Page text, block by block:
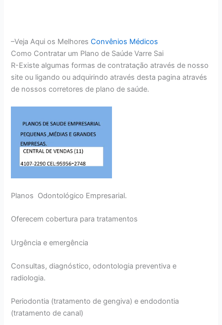
–Veja Aqui os MelhoresConvênios Médicos
Como Contratar um Plano de Saúde Varre Sai
R-Existe algumas formas de contratação através de nosso
site ou ligando ou adquirindo através desta pagina através
de nossos corretores de plano de saúde.
Planos Odontológico Empresarial.
Oferecem cobertura para tratamentos
Urgência e emergência
Consultas, diagnóstico, odontologia preventiva e
radiologia.
Periodontia (tratamento de gengiva) e endodontia
(tratamento de canal)